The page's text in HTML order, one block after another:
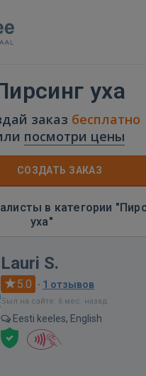
уха
заказ бесплатно
посмотри цены
СОЗДАТЬ ЗАКАЗ
в категории
уха"
Lauri S.
5.0 · 1 отзывов
Был на сайте: 6 мес. назад
Eesti keeles, English